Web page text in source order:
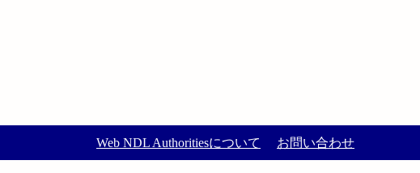
Web NDL Authoritiesについて お問い合わせ